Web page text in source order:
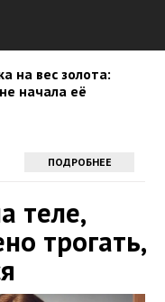
на вес золота:
начала её
ПОДРОБНЕЕ
теле,
трогать,